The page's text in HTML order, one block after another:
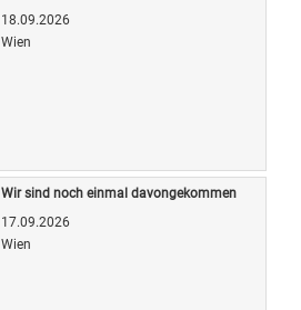
18.09.2026
Wien
Wir sind noch einmal davongekommen
17.09.2026
Wien